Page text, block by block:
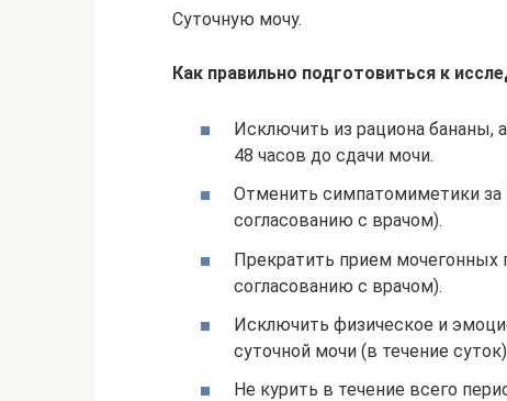
Суточную мочу.
Как правильно подготовиться к
Исключить из рациона бананы,
48 часов до сдачи мочи.
Отменить симпатомиметики за
согласованию с врачом).
Прекратить прием мочегонных
согласованию с врачом).
Исключить физическое и
суточной мочи (в течение
Не курить в течение всего